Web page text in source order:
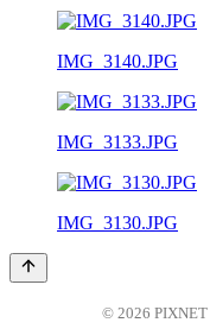
IMG_3140.JPG
IMG_3133.JPG
IMG_3130.JPG
© 2026 PIXNET